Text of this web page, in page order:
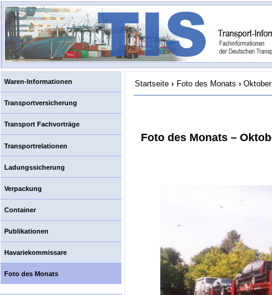
Waren-Informationen
Transportversicherung
Transport Fachvorträge
Transportrelationen
Ladungssicherung
Verpackung
Container
Publikationen
Havariekommissare
Foto des Monats
Startseite › Foto des Monats ›
Foto des Monats –